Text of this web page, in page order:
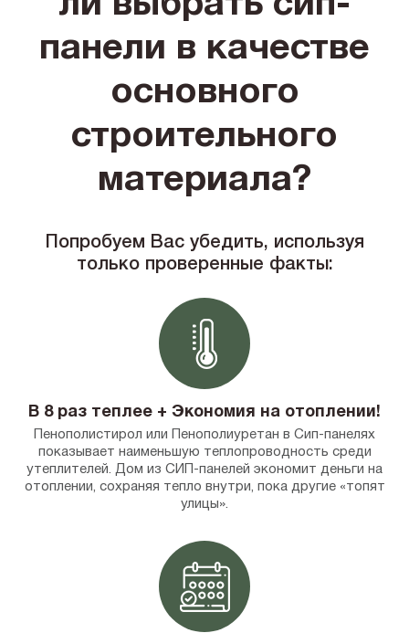
панели в качестве
основного
строительного
материала?
Попробуем Вас убедить, используя
только проверенные факты:
В 8 раз теплее + Экономия на отоплении!
Пенополистирол или Пенополиуретан в Сип-панелях
показывает наименьшую теплопроводность среди
утеплителей. Дом из СИП-панелей экономит деньги на
отоплении, сохраняя тепло внутри, пока другие «топят
улицы».